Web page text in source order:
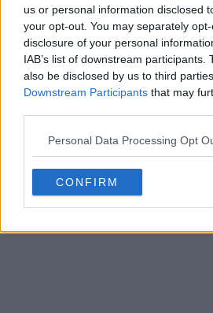
us or personal information disclosed
your opt-out. You may separately
disclosure of your personal
IAB’s list of downstream participants.
also be disclosed by us to third
Downstream Participants that may
Personal Data Processing Opt
CONFIRM